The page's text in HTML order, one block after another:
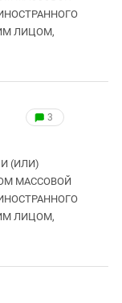
ЛИЦОМ,
3
(ИЛИ)
МАССОВОЙ
ЛИЦОМ,